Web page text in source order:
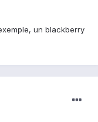
un blackberry